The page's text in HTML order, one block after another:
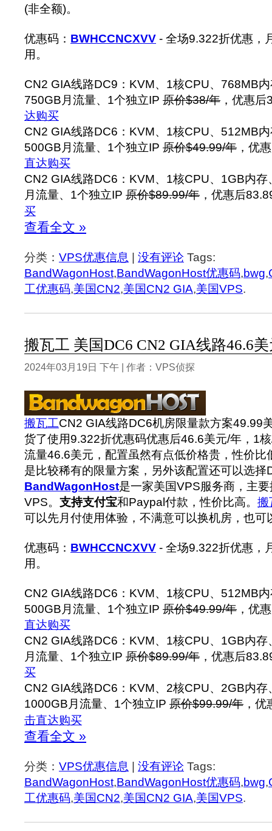
(非全额)。
优惠码： BWHCCNCXVV - 全场9.322折优惠，
用。
CN2 GIA线路DC9：KVM、1核CPU、768MB
750GB月流量、1个独立IP 原价$38/年 ，优惠
达购买
CN2 GIA线路DC6：KVM、1核CPU、512MB
500GB月流量、1个独立IP 原价$49.99/年 ，优
直达购买
CN2 GIA线路DC6：KVM、1核CPU、1GB内
月流量、1个独立IP 原价$89.99/年 ，优惠后
买
查看全文 »
分类： VPS优惠信息 | 没有评论 Tags:
BandWagonHost,BandWagonHost优惠码,bwg,
工优惠码,美国CN2,美国CN2 GIA,美国VPS.
搬瓦工 美国DC6 CN2 GIA线路46.6
2024年03月19日 下午 | 作者：VPS侦探
搬瓦工CN2 GIA线路DC6机房限量款方案49.99
货了使用9.322折优惠码优惠后46.6美元/年，1
流量46.6美元，配置虽然有点低价格贵，性价比
是比较稀有的限量方案，另外该配置还可以选择
BandWagonHost是一家美国VPS服务商，主
VPS。 支持支付宝和Paypal付款，性价比高。 搬
可以先月付使用体验，不满意可以换机房，也可
优惠码： BWHCCNCXVV - 全场9.322折优惠，
用。
CN2 GIA线路DC6：KVM、1核CPU、512MB
500GB月流量、1个独立IP 原价$49.99/年 ，优
直达购买
CN2 GIA线路DC6：KVM、1核CPU、1GB内
月流量、1个独立IP 原价$89.99/年 ，优惠后
买
CN2 GIA线路DC6：KVM、2核CPU、2GB内存
1000GB月流量、1个独立IP 原价$99.99/年 ，
击直达购买
查看全文 »
分类： VPS优惠信息 | 没有评论 Tags:
BandWagonHost,BandWagonHost优惠码,bwg,
工优惠码,美国CN2,美国CN2 GIA,美国VPS.